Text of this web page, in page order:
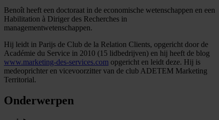
Benoît heeft een doctoraat in de economische wetenschappen en een
Habilitation à Diriger des Recherches in
managementwetenschappen.
Hij leidt in Parijs de Club de la Relation Clients, opgericht door de
Académie du Service in 2010 (15 lidbedrijven) en hij heeft de blog
www.marketing-des-services.com opgericht en leidt deze. Hij is
medeoprichter en vicevoorzitter van de club ADETEM Marketing
Territorial.
Onderwerpen